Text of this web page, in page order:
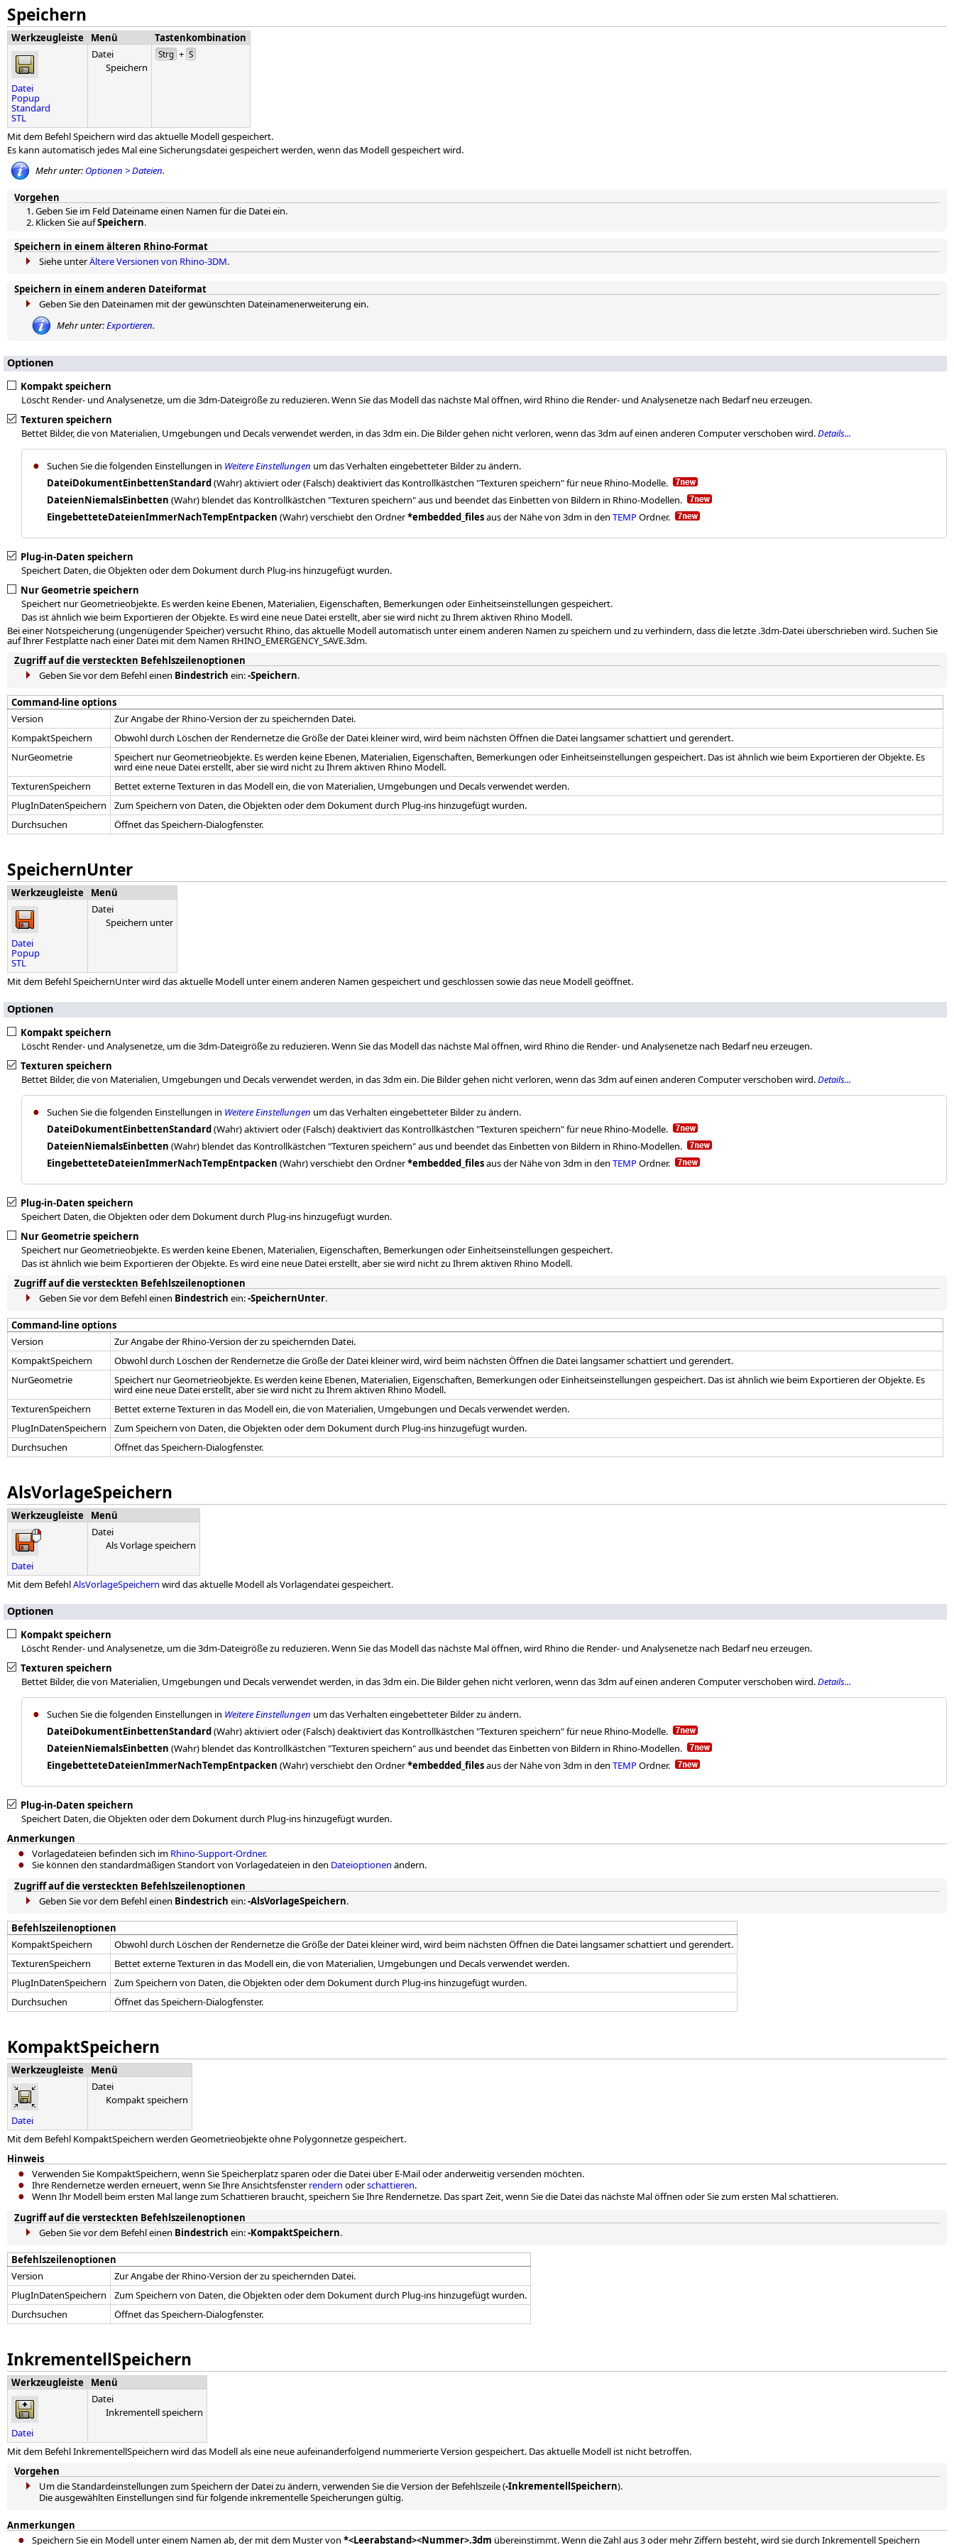
Speichern
Werkzeugleiste Menü Tastenkombination
Datei
Popup
Standard
STL
Datei
Speichern
Strg + S
Mit dem Befehl Speichern wird das aktuelle Modell gespeichert.
Es kann automatisch jedes Mal eine Sicherungsdatei gespeichert werden, wenn das Modell gespeichert wird.
Mehr unter: Optionen > Dateien.
Vorgehen
Geben Sie im Feld Dateiname einen Namen für die Datei ein.
Klicken Sie aufSpeichern.
Speichern in einem älteren Rhino-Format
Siehe unterÄltere Versionen von Rhino-3DM.
Speichern in einem anderen Dateiformat
Geben Sie den Dateinamen mit der gewünschten Dateinamenerweiterung ein.
Mehr unter:Exportieren.
Optionen
Kompakt speichern
Löscht Render- und Analysenetze, um die 3dm-Dateigröße zu reduzieren. Wenn Sie das Modell das nächste Mal öffnen, wird Rhino die Render- und Analysenetze nach Bedarf neu erzeugen.
Texturen speichern
Bettet Bilder, die von Materialien, Umgebungen und Decals verwendet werden, in das 3dm ein. Die Bilder gehen nicht verloren, wenn das 3dm auf einen anderen Computer verschoben wird.Details...
Suchen Sie die folgenden Einstellungen in Weitere Einstellungen um das Verhalten eingebetteter Bilder zu ändern.
DateiDokumentEinbettenStandard (Wahr) aktiviert oder (Falsch) deaktiviert das Kontrollkästchen "Texturen speichern" für neue Rhino-Modelle.
DateienNiemalsEinbetten (Wahr) blendet das Kontrollkästchen "Texturen speichern" aus und beendet das Einbetten von Bildern in Rhino-Modellen.
EingebetteteDateienImmerNachTempEntpacken (Wahr) verschiebt den Ordner*embedded_filesaus der Nähe von 3dm in den TEMPOrdner.
Plug-in-Daten speichern
Speichert Daten, die Objekten oder dem Dokument durch Plug-ins hinzugefügt wurden.
Nur Geometrie speichern
Speichert nur Geometrieobjekte. Es werden keine Ebenen, Materialien, Eigenschaften, Bemerkungen oder Einheitseinstellungen gespeichert.
Das ist ähnlich wie beim Exportieren der Objekte. Es wird eine neue Datei erstellt, aber sie wird nicht zu Ihrem aktiven Rhino Modell.
Bei einer Notspeicherung (ungenügender Speicher) versucht Rhino, das aktuelle Modell automatisch unter einem anderen Namen zu speichern und zu verhindern, dass die letzte .3dm-Datei überschrieben wird. Suchen Sie
auf Ihrer Festplatte nach einer Datei mit dem Namen RHINO_EMERGENCY_SAVE.3dm.
Zugriff auf die versteckten Befehlszeilenoptionen
Geben Sie vor dem Befehl einen Bindestrich ein:-Speichern.
Command-line options
Version
Zur Angabe der Rhino-Version der zu speichernden Datei.
KompaktSpeichern
Obwohl durch Löschen der Rendernetze die Größe der Datei kleiner wird, wird beim nächsten Öffnen die Datei langsamer schattiert und gerendert.
NurGeometrie
Speichert nur Geometrieobjekte. Es werden keine Ebenen, Materialien, Eigenschaften, Bemerkungen oder Einheitseinstellungen gespeichert. Das ist ähnlich wie beim Exportieren der Objekte. Es
wird eine neue Datei erstellt, aber sie wird nicht zu Ihrem aktiven Rhino Modell.
TexturenSpeichern
Bettet externe Texturen in das Modell ein, die von Materialien, Umgebungen und Decals verwendet werden.
PlugInDatenSpeichern
Zum Speichern von Daten, die Objekten oder dem Dokument durch Plug-ins hinzugefügt wurden.
Durchsuchen
Öffnet das Speichern-Dialogfenster.
SpeichernUnter
Werkzeugleiste Menü
Datei
Popup
STL
Datei
Speichern unter
Mit dem Befehl SpeichernUnter wird das aktuelle Modell unter einem anderen Namen gespeichert und geschlossen sowie das neue Modell geöffnet.
Optionen
Kompakt speichern
Löscht Render- und Analysenetze, um die 3dm-Dateigröße zu reduzieren. Wenn Sie das Modell das nächste Mal öffnen, wird Rhino die Render- und Analysenetze nach Bedarf neu erzeugen.
Texturen speichern
Bettet Bilder, die von Materialien, Umgebungen und Decals verwendet werden, in das 3dm ein. Die Bilder gehen nicht verloren, wenn das 3dm auf einen anderen Computer verschoben wird.Details...
Suchen Sie die folgenden Einstellungen in Weitere Einstellungen um das Verhalten eingebetteter Bilder zu ändern.
DateiDokumentEinbettenStandard(Wahr) aktiviert oder (Falsch) deaktiviert das Kontrollkästchen "Texturen speichern" für neue Rhino-Modelle.
DateienNiemalsEinbetten (Wahr) blendet das Kontrollkästchen "Texturen speichern" aus und beendet das Einbetten von Bildern in Rhino-Modellen.
EingebetteteDateienImmerNachTempEntpacken (Wahr) verschiebt den Ordner*embedded_filesaus der Nähe von 3dm in den TEMPOrdner.
Plug-in-Daten speichern
Speichert Daten, die Objekten oder dem Dokument durch Plug-ins hinzugefügt wurden.
Nur Geometrie speichern
Speichert nur Geometrieobjekte. Es werden keine Ebenen, Materialien, Eigenschaften, Bemerkungen oder Einheitseinstellungen gespeichert.
Das ist ähnlich wie beim Exportieren der Objekte. Es wird eine neue Datei erstellt, aber sie wird nicht zu Ihrem aktiven Rhino Modell.
Zugriff auf die versteckten Befehlszeilenoptionen
Geben Sie vor dem Befehl einen Bindestrich ein:-SpeichernUnter.
Command-line options
Version
Zur Angabe der Rhino-Version der zu speichernden Datei.
KompaktSpeichern
Obwohl durch Löschen der Rendernetze die Größe der Datei kleiner wird, wird beim nächsten Öffnen die Datei langsamer schattiert und gerendert.
NurGeometrie
Speichert nur Geometrieobjekte. Es werden keine Ebenen, Materialien, Eigenschaften, Bemerkungen oder Einheitseinstellungen gespeichert. Das ist ähnlich wie beim Exportieren der Objekte. Es
wird eine neue Datei erstellt, aber sie wird nicht zu Ihrem aktiven Rhino Modell.
TexturenSpeichern
Bettet externe Texturen in das Modell ein, die von Materialien, Umgebungen und Decals verwendet werden.
PlugInDatenSpeichern
Zum Speichern von Daten, die Objekten oder dem Dokument durch Plug-ins hinzugefügt wurden.
Durchsuchen
Öffnet das Speichern-Dialogfenster.
AlsVorlageSpeichern
Werkzeugleiste Menü
Datei
Datei
Als Vorlage speichern
Mit dem BefehlAlsVorlageSpeichern wird das aktuelle Modell als Vorlagendatei gespeichert.
Optionen
Kompakt speichern
Löscht Render- und Analysenetze, um die 3dm-Dateigröße zu reduzieren. Wenn Sie das Modell das nächste Mal öffnen, wird Rhino die Render- und Analysenetze nach Bedarf neu erzeugen.
Texturen speichern
Bettet Bilder, die von Materialien, Umgebungen und Decals verwendet werden, in das 3dm ein. Die Bilder gehen nicht verloren, wenn das 3dm auf einen anderen Computer verschoben wird.Details...
Suchen Sie die folgenden Einstellungen in Weitere Einstellungen um das Verhalten eingebetteter Bilder zu ändern.
DateiDokumentEinbettenStandard (Wahr) aktiviert oder (Falsch) deaktiviert das Kontrollkästchen "Texturen speichern" für neue Rhino-Modelle.
DateienNiemalsEinbetten (Wahr) blendet das Kontrollkästchen "Texturen speichern" aus und beendet das Einbetten von Bildern in Rhino-Modellen.
EingebetteteDateienImmerNachTempEntpacken (Wahr) verschiebt den Ordner*embedded_filesaus der Nähe von 3dm in den TEMPOrdner.
Plug-in-Daten speichern
Speichert Daten, die Objekten oder dem Dokument durch Plug-ins hinzugefügt wurden.
Anmerkungen
Vorlagedateien befinden sich im Rhino-Support-Ordner.
Sie können den standardmäßigen Standort von Vorlagedateien in den Dateioptionen ändern.
Zugriff auf die versteckten Befehlszeilenoptionen
Geben Sie vor dem Befehl einen Bindestrich ein:-AlsVorlageSpeichern.
Befehlszeilenoptionen
KompaktSpeichern
Obwohl durch Löschen der Rendernetze die Größe der Datei kleiner wird, wird beim nächsten Öffnen die Datei langsamer schattiert und gerendert.
TexturenSpeichern
Bettet externe Texturen in das Modell ein, die von Materialien, Umgebungen und Decals verwendet werden.
PlugInDatenSpeichern
Zum Speichern von Daten, die Objekten oder dem Dokument durch Plug-ins hinzugefügt wurden.
Durchsuchen
Öffnet das Speichern-Dialogfenster.
KompaktSpeichern
Werkzeugleiste Menü
Datei
Datei
Kompakt speichern
Mit dem Befehl KompaktSpeichern werden Geometrieobjekte ohne Polygonnetze gespeichert.
Hinweis
Verwenden Sie KompaktSpeichern, wenn Sie Speicherplatz sparen oder die Datei über E-Mail oder anderweitig versenden möchten.
Ihre Rendernetze werden erneuert, wenn Sie Ihre Ansichtsfensterrendern oderschattieren.
Wenn Ihr Modell beim ersten Mal lange zum Schattieren braucht, speichern Sie Ihre Rendernetze. Das spart Zeit, wenn Sie die Datei das nächste Mal öffnen oder Sie zum ersten Mal schattieren.
Zugriff auf die versteckten Befehlszeilenoptionen
Geben Sie vor dem Befehl einen Bindestrich ein:-KompaktSpeichern.
Befehlszeilenoptionen
Version
Zur Angabe der Rhino-Version der zu speichernden Datei.
PlugInDatenSpeichern
Zum Speichern von Daten, die Objekten oder dem Dokument durch Plug-ins hinzugefügt wurden.
Durchsuchen
Öffnet das Speichern-Dialogfenster.
InkrementellSpeichern
Werkzeugleiste Menü
Datei
Datei
Inkrementell speichern
Mit dem Befehl InkrementellSpeichern wird das Modell als eine neue aufeinanderfolgend nummerierte Version gespeichert. Das aktuelle Modell ist nicht betroffen.
Vorgehen
Um die Standardeinstellungen zum Speichern der Datei zu ändern, verwenden Sie die Version der Befehlszeile (-InkrementellSpeichern).
Die ausgewählten Einstellungen sind für folgende inkrementelle Speicherungen gültig.
Anmerkungen
Speichern Sie ein Modell unter einem Namen ab, der mit dem Muster von *<Leerabstand><Nummer>.3dm übereinstimmt. Wenn die Zahl aus 3 oder mehr Ziffern besteht, wird sie durch Inkrementell Speichern